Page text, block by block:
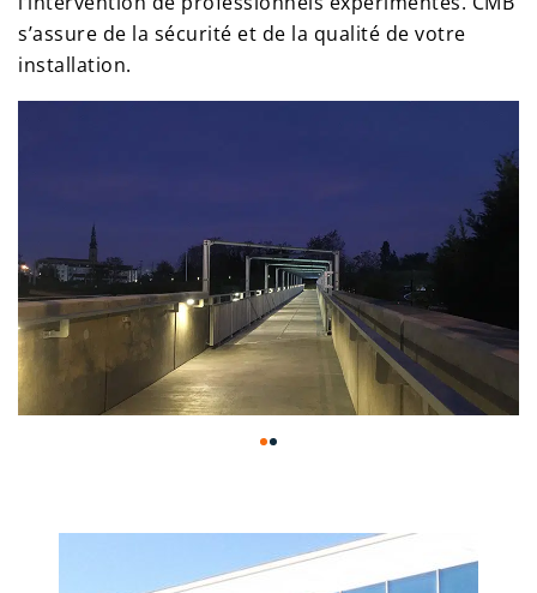
s’assure de la sécurité et de la qualité de votre
installation.